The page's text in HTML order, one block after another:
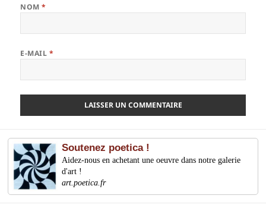
NOM*
E-MAIL *
Soutenez poetica !
Aidez-nous en achetant une oeuvre dans notre galerie
d'art !
art.poetica.fr